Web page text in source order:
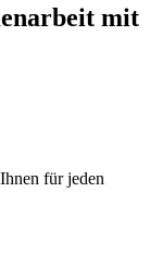
mit
für jeden